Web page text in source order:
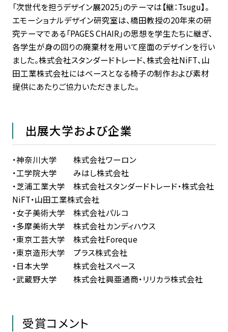
「次世代を担うデザイン展2025」のテーマは【継：Tsugu】。
エモーショナルデザイン研究室は、橋田教授の20年来の研
究テーマである「PAGES CHAIR」の思想を学生たちに継ぎ、
各学生が身の回りの廃棄材を用いて座面のデザインを行い
ました。株式会社スタンダードトレード、株式会社NiFT、山
田工業株式会社にはベースとなる椅子の制作および素材
提供にあたりご協力いただきました。
出展大学および企業
・神奈川大学 株式会社ワーロン
・工学院大学 みはし株式会社
・芝浦工業大学 株式会社スタンダードトレード・株式会社
NiFT・山田工業株式会社
・女子美術大学 株式会社パルコ
・多摩美術大学 株式会社カンディハウス
・東京工芸大学 株式会社Foreque
・東京造形大学 プラス株式会社
・日本大学 株式会社スペース
・武蔵野大学 株式会社興亜通商・リリカラ株式会社
受賞コメント